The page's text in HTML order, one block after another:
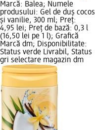
Marcă: Balea; Numele
produsului: Gel de duș cocos
și vanilie, 300 ml; Preț:
4,95 lei; Preț de bază: 0,3 l
(16,50 lei pe 1 l); Grafică
Marcă dm; Disponibilitate:
Status verde Livrabil, Status
gri selectare magazin dm